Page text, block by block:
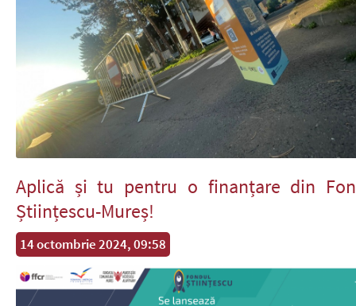
Aplică și tu pentru o finanțare din
Științescu-Mureș!
14 octombrie 2024, 09:58